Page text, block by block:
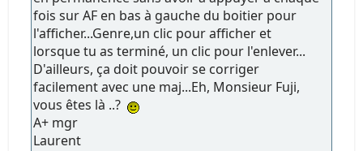
fois sur AF en bas à gauche du boitier pour
l'afficher...Genre,un clic pour afficher et
lorsque tu as terminé, un clic pour l'enlever...
D'ailleurs, ça doit pouvoir se corriger
facilement avec une maj...Eh, Monsieur Fuji,
vous êtes là ..?
A+ mgr
Laurent